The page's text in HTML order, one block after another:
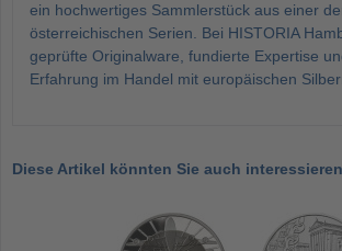
ein hochwertiges Sammlerstück aus einer
österreichischen Serien. Bei HISTORIA
geprüfte Originalware, fundierte Expertise
Erfahrung im Handel mit europäischen
Diese Artikel könnten Sie auch